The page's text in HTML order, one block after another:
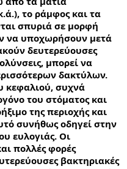
το ράμφος και τα
σπυριά σε μορφή
να υποχωρήσουν μετά
δευτερεύουσες
μπορεί να
δακτύλων.
κεφαλιού, συχνά
του στόματος και
της περιοχής και
συνήθως οδηγεί στην
ευλογιάς. Οι
πολλές φορές
βακτηριακές